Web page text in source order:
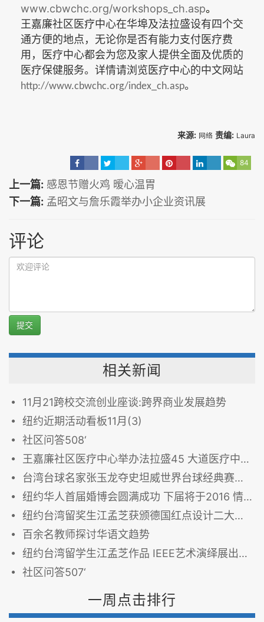
www.cbwchc.org/workshops_ch.asp。
王嘉廉社区医疗中心在华埠及法拉盛设有四个交
通方便的地点，无论你是否有能力支付医疗费
用，医疗中心都会为您及家人提供全面及优质的
医疗保健服务。详情请浏览医疗中心的中文网站
http://www.cbwchc.org/index_ch.asp。
来源: 网络 责编: Laura
84
上一篇: 感恩节赠火鸡 暧心温胃
下一篇: 孟昭文与詹乐霞举办小企业资讯展
评论
提交
相关新闻
11月21跨校交流创业座谈:跨界商业发展趋势
纽约近期活动看板11月(3)
社区问答508‘
王嘉廉社区医疗中心举办法拉盛45 大道医疗中心开放日
台湾台球名家张玉龙夺史坦威世界台球经典赛冠军
纽约华人首届婚博会圆满成功 下届将于2016 情人节举办
纽约台湾留奖生江孟芝获颁德国红点设计二大奖项
百余名教师探讨华语文趋势
纽约台湾留学生江孟芝作品 IEEE艺术演绎展出受关注
社区问答507‘
一周点击排行